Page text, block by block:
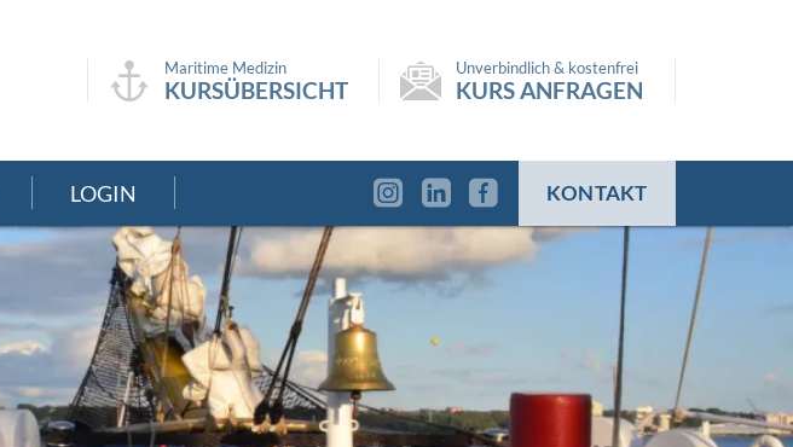
Maritime Medizin
KURSÜBERSICHT
Unverbindlich & kostenfrei
KURS ANFRAGEN
LOGIN KONTAKT